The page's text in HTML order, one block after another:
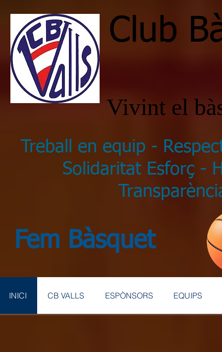
Club
Vivint el
Treball en equip -
Solidaritat Esforç -
Fem Bàsquet
INICI CB VALLS ESPÒNSORS EQUIPS